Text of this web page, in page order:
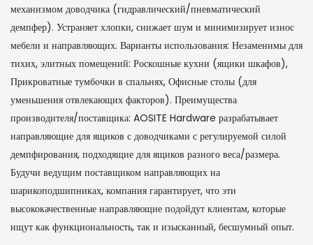
механизмом доводчика (гидравлический/пневматический
демпфер). Устраняет хлопки, снижает шум и минимизирует износ
мебели и направляющих. Варианты использования: Незаменимы для
тихих, элитных помещений: Роскошные кухни (ящики шкафов),
Прикроватные тумбочки в спальнях, Офисные столы (для
уменьшения отвлекающих факторов). Преимущества
производителя/поставщика: AOSITE Hardware разрабатывает
направляющие для ящиков с доводчиками с регулируемой силой
демпфирования, подходящие для ящиков разного веса/размера.
Будучи ведущим поставщиком направляющих на
шарикоподшипниках, компания гарантирует, что эти
высококачественные направляющие подойдут клиентам, которые
ищут как функциональность, так и изысканный, бесшумный опыт.